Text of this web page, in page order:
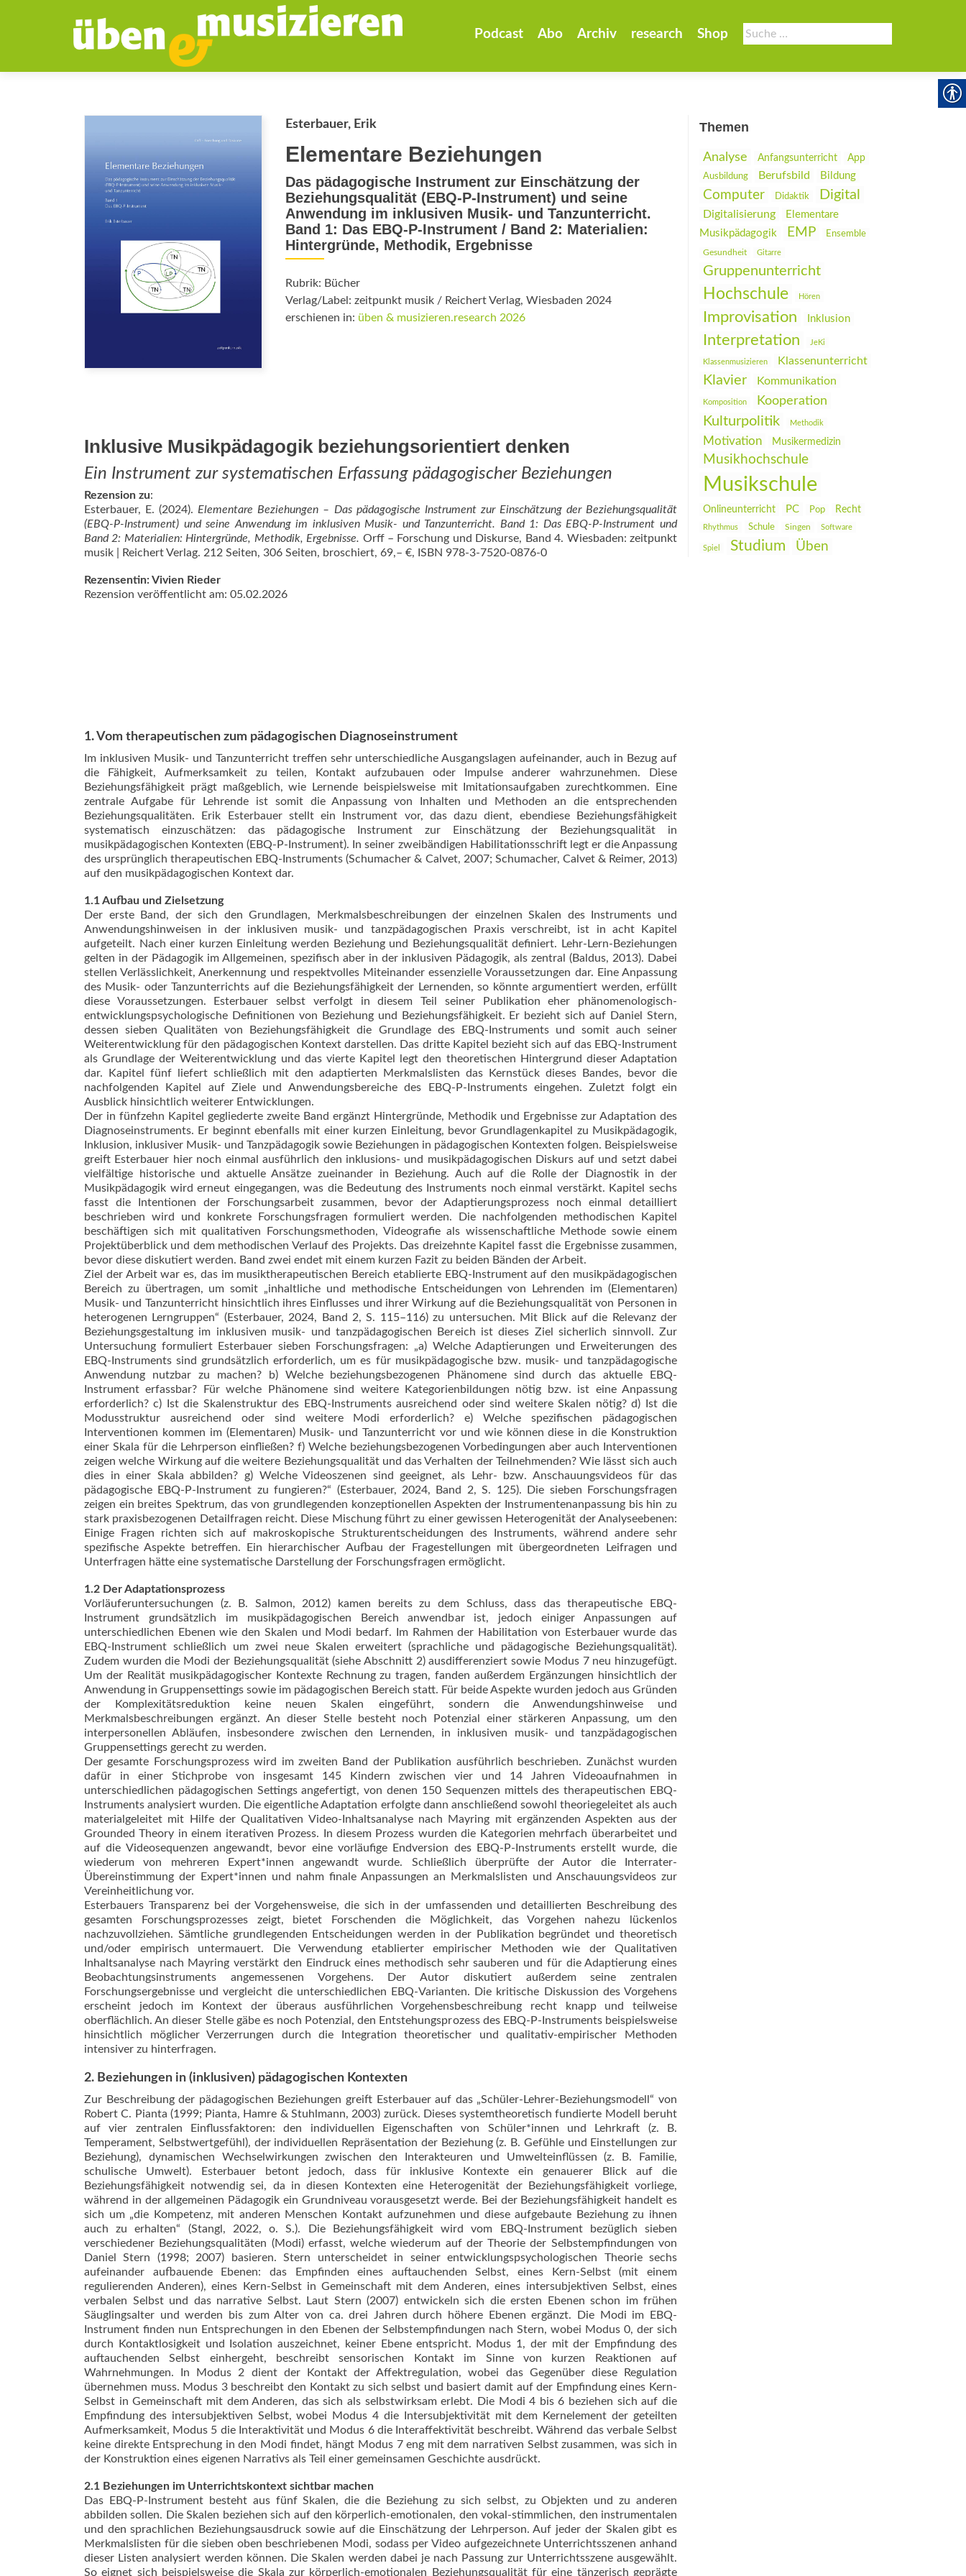
Suche
nach:
Podcast Abo Archiv research Shop
Esterbauer, Erik
Elementare Beziehungen
Das pädagogische Instrument zur Einschätzung der
Beziehungsqualität (EBQ-P-Instrument) und seine
Anwendung im inklusiven Musik- und Tanzunterricht.
Band 1: Das EBQ-P-Instrument / Band 2: Materialien:
Hintergründe, Methodik, Ergebnisse
Rubrik: Bücher
Verlag/Label: zeitpunkt musik / Reichert Verlag, Wiesbaden 2024
erschienen in: üben & musizieren.research 2026
Inklusive Musikpädagogik beziehungsorientiert denken
Ein Instrument zur systematischen Erfassung pädagogischer Beziehungen
Rezension zu:
Esterbauer, E. (2024). Elementare Beziehungen – Das pädagogische Instrument zur Einschätzung der Beziehungsqualität
(EBQ-P-Instrument) und seine Anwendung im inklusiven Musik- und Tanzunterricht. Band 1: Das EBQ-P-Instrument und
Band 2: Materialien: Hintergründe, Methodik, Ergebnisse. Orff – Forschung und Diskurse, Band 4. Wiesbaden: zeitpunkt
musik | Reichert Verlag. 212 Seiten, 306 Seiten, broschiert, 69,– €, ISBN 978-3-7520-0876-0
Rezensentin: Vivien Rieder
Rezension veröffentlicht am: 05.02.2026
1. Vom therapeutischen zum pädagogischen Diagnoseinstrument
Im inklusiven Musik- und Tanzunterricht treffen sehr unterschiedliche Ausgangslagen aufeinander, auch in Bezug auf
die Fähigkeit, Aufmerksamkeit zu teilen, Kontakt aufzubauen oder Impulse anderer wahrzunehmen. Diese
Beziehungsfähigkeit prägt maßgeblich, wie Lernende beispielsweise mit Imitationsaufgaben zurechtkommen. Eine
zentrale Aufgabe für Lehrende ist somit die Anpassung von Inhalten und Methoden an die entsprechenden
Beziehungsqualitäten. Erik Esterbauer stellt ein Instrument vor, das dazu dient, ebendiese Beziehungsfähigkeit
systematisch einzuschätzen: das pädagogische Instrument zur Einschätzung der Beziehungsqualität in
musikpädagogischen Kontexten (EBQ-P-Instrument). In seiner zweibändigen Habilitationsschrift legt er die Anpassung
des ursprünglich therapeutischen EBQ-Instruments (Schumacher & Calvet, 2007; Schumacher, Calvet & Reimer, 2013)
auf den musikpädagogischen Kontext dar.
1.1 Aufbau und Zielsetzung
Der erste Band, der sich den Grundlagen, Merkmalsbeschreibungen der einzelnen Skalen des Instruments und
Anwendungshinweisen in der inklusiven musik- und tanzpädagogischen Praxis verschreibt, ist in acht Kapitel
aufgeteilt. Nach einer kurzen Einleitung werden Beziehung und Beziehungsqualität definiert. Lehr-Lern-Beziehungen
gelten in der Pädagogik im Allgemeinen, spezifisch aber in der inklusiven Pädagogik, als zentral (Baldus, 2013). Dabei
stellen Verlässlichkeit, Anerkennung und respektvolles Miteinander essenzielle Voraussetzungen dar. Eine Anpassung
des Musik- oder Tanzunterrichts auf die Beziehungsfähigkeit der Lernenden, so könnte argumentiert werden, erfüllt
diese Voraussetzungen. Esterbauer selbst verfolgt in diesem Teil seiner Publikation eher phänomenologisch-
entwicklungspsychologische Definitionen von Beziehung und Beziehungsfähigkeit. Er bezieht sich auf Daniel Stern,
dessen sieben Qualitäten von Beziehungsfähigkeit die Grundlage des EBQ-Instruments und somit auch seiner
Weiterentwicklung für den pädagogischen Kontext darstellen. Das dritte Kapitel bezieht sich auf das EBQ-Instrument
als Grundlage der Weiterentwicklung und das vierte Kapitel legt den theoretischen Hintergrund dieser Adaptation
dar. Kapitel fünf liefert schließlich mit den adaptierten Merkmalslisten das Kernstück dieses Bandes, bevor die
nachfolgenden Kapitel auf Ziele und Anwendungsbereiche des EBQ-P-Instruments eingehen. Zuletzt folgt ein
Ausblick hinsichtlich weiterer Entwicklungen.
Der in fünfzehn Kapitel gegliederte zweite Band ergänzt Hintergründe, Methodik und Ergebnisse zur Adaptation des
Diagnoseinstruments. Er beginnt ebenfalls mit einer kurzen Einleitung, bevor Grundlagenkapitel zu Musikpädagogik,
Inklusion, inklusiver Musik- und Tanzpädagogik sowie Beziehungen in pädagogischen Kontexten folgen. Beispielsweise
greift Esterbauer hier noch einmal ausführlich den inklusions- und musikpädagogischen Diskurs auf und setzt dabei
vielfältige historische und aktuelle Ansätze zueinander in Beziehung. Auch auf die Rolle der Diagnostik in der
Musikpädagogik wird erneut eingegangen, was die Bedeutung des Instruments noch einmal verstärkt. Kapitel sechs
fasst die Intentionen der Forschungsarbeit zusammen, bevor der Adaptierungsprozess noch einmal detailliert
beschrieben wird und konkrete Forschungsfragen formuliert werden. Die nachfolgenden methodischen Kapitel
beschäftigen sich mit qualitativen Forschungsmethoden, Videografie als wissenschaftliche Methode sowie einem
Projektüberblick und dem methodischen Verlauf des Projekts. Das dreizehnte Kapitel fasst die Ergebnisse zusammen,
bevor diese diskutiert werden. Band zwei endet mit einem kurzen Fazit zu beiden Bänden der Arbeit.
Ziel der Arbeit war es, das im musiktherapeutischen Bereich etablierte EBQ-Instrument auf den musikpädagogischen
Bereich zu übertragen, um somit „inhaltliche und methodische Entscheidungen von Lehrenden im (Elementaren)
Musik- und Tanzunterricht hinsichtlich ihres Einflusses und ihrer Wirkung auf die Beziehungsqualität von Personen in
heterogenen Lerngruppen“ (Esterbauer, 2024, Band 2, S. 115–116) zu untersuchen. Mit Blick auf die Relevanz der
Beziehungsgestaltung im inklusiven musik- und tanzpädagogischen Bereich ist dieses Ziel sicherlich sinnvoll. Zur
Untersuchung formuliert Esterbauer sieben Forschungsfragen: „a) Welche Adaptierungen und Erweiterungen des
EBQ-Instruments sind grundsätzlich erforderlich, um es für musikpädagogische bzw. musik- und tanzpädagogische
Anwendung nutzbar zu machen? b) Welche beziehungsbezogenen Phänomene sind durch das aktuelle EBQ-
Instrument erfassbar? Für welche Phänomene sind weitere Kategorienbildungen nötig bzw. ist eine Anpassung
erforderlich? c) Ist die Skalenstruktur des EBQ-Instruments ausreichend oder sind weitere Skalen nötig? d) Ist die
Modusstruktur ausreichend oder sind weitere Modi erforderlich? e) Welche spezifischen pädagogischen
Interventionen kommen im (Elementaren) Musik- und Tanzunterricht vor und wie können diese in die Konstruktion
einer Skala für die Lehrperson einfließen? f) Welche beziehungsbezogenen Vorbedingungen aber auch Interventionen
zeigen welche Wirkung auf die weitere Beziehungsqualität und das Verhalten der Teilnehmenden? Wie lässt sich auch
dies in einer Skala abbilden? g) Welche Videoszenen sind geeignet, als Lehr- bzw. Anschauungsvideos für das
pädagogische EBQ-P-Instrument zu fungieren?“ (Esterbauer, 2024, Band 2, S. 125). Die sieben Forschungsfragen
zeigen ein breites Spektrum, das von grundlegenden konzeptionellen Aspekten der Instrumentenanpassung bis hin zu
stark praxisbezogenen Detailfragen reicht. Diese Mischung führt zu einer gewissen Heterogenität der Analyseebenen:
Einige Fragen richten sich auf makroskopische Strukturentscheidungen des Instruments, während andere sehr
spezifische Aspekte betreffen. Ein hierarchischer Aufbau der Fragestellungen mit übergeordneten Leifragen und
Unterfragen hätte eine systematische Darstellung der Forschungsfragen ermöglicht.
1.2 Der Adaptationsprozess
Vorläuferuntersuchungen (z. B. Salmon, 2012) kamen bereits zu dem Schluss, dass das therapeutische EBQ-
Instrument grundsätzlich im musikpädagogischen Bereich anwendbar ist, jedoch einiger Anpassungen auf
unterschiedlichen Ebenen wie den Skalen und Modi bedarf. Im Rahmen der Habilitation von Esterbauer wurde das
EBQ-Instrument schließlich um zwei neue Skalen erweitert (sprachliche und pädagogische Beziehungsqualität).
Zudem wurden die Modi der Beziehungsqualität (siehe Abschnitt 2) ausdifferenziert sowie Modus 7 neu hinzugefügt.
Um der Realität musikpädagogischer Kontexte Rechnung zu tragen, fanden außerdem Ergänzungen hinsichtlich der
Anwendung in Gruppensettings sowie im pädagogischen Bereich statt. Für beide Aspekte wurden jedoch aus Gründen
der Komplexitätsreduktion keine neuen Skalen eingeführt, sondern die Anwendungshinweise und
Merkmalsbeschreibungen ergänzt. An dieser Stelle besteht noch Potenzial einer stärkeren Anpassung, um den
interpersonellen Abläufen, insbesondere zwischen den Lernenden, in inklusiven musik- und tanzpädagogischen
Gruppensettings gerecht zu werden.
Der gesamte Forschungsprozess wird im zweiten Band der Publikation ausführlich beschrieben. Zunächst wurden
dafür in einer Stichprobe von insgesamt 145 Kindern zwischen vier und 14 Jahren Videoaufnahmen in
unterschiedlichen pädagogischen Settings angefertigt, von denen 150 Sequenzen mittels des therapeutischen EBQ-
Instruments analysiert wurden. Die eigentliche Adaptation erfolgte dann anschließend sowohl theoriegeleitet als auch
materialgeleitet mit Hilfe der Qualitativen Video-Inhaltsanalyse nach Mayring mit ergänzenden Aspekten aus der
Grounded Theory in einem iterativen Prozess. In diesem Prozess wurden die Kategorien mehrfach überarbeitet und
auf die Videosequenzen angewandt, bevor eine vorläufige Endversion des EBQ-P-Instruments erstellt wurde, die
wiederum von mehreren Expert*innen angewandt wurde. Schließlich überprüfte der Autor die Interrater-
Übereinstimmung der Expert*innen und nahm finale Anpassungen an Merkmalslisten und Anschauungsvideos zur
Vereinheitlichung vor.
Esterbauers Transparenz bei der Vorgehensweise, die sich in der umfassenden und detaillierten Beschreibung des
gesamten Forschungsprozesses zeigt, bietet Forschenden die Möglichkeit, das Vorgehen nahezu lückenlos
nachzuvollziehen. Sämtliche grundlegenden Entscheidungen werden in der Publikation begründet und theoretisch
und/oder empirisch untermauert. Die Verwendung etablierter empirischer Methoden wie der Qualitativen
Inhaltsanalyse nach Mayring verstärkt den Eindruck eines methodisch sehr sauberen und für die Adaptierung eines
Beobachtungsinstruments angemessenen Vorgehens. Der Autor diskutiert außerdem seine zentralen
Forschungsergebnisse und vergleicht die unterschiedlichen EBQ-Varianten. Die kritische Diskussion des Vorgehens
erscheint jedoch im Kontext der überaus ausführlichen Vorgehensbeschreibung recht knapp und teilweise
oberflächlich. An dieser Stelle gäbe es noch Potenzial, den Entstehungsprozess des EBQ-P-Instruments beispielsweise
hinsichtlich möglicher Verzerrungen durch die Integration theoretischer und qualitativ-empirischer Methoden
intensiver zu hinterfragen.
2. Beziehungen in (inklusiven) pädagogischen Kontexten
Zur Beschreibung der pädagogischen Beziehungen greift Esterbauer auf das „Schüler-Lehrer-Beziehungsmodell“ von
Robert C. Pianta (1999; Pianta, Hamre & Stuhlmann, 2003) zurück. Dieses systemtheoretisch fundierte Modell beruht
auf vier zentralen Einflussfaktoren: den individuellen Eigenschaften von Schüler*innen und Lehrkraft (z. B.
Temperament, Selbstwertgefühl), der individuellen Repräsentation der Beziehung (z. B. Gefühle und Einstellungen zur
Beziehung), dynamischen Wechselwirkungen zwischen den Interakteuren und Umwelteinflüssen (z. B. Familie,
schulische Umwelt). Esterbauer betont jedoch, dass für inklusive Kontexte ein genauerer Blick auf die
Beziehungsfähigkeit notwendig sei, da in diesen Kontexten eine Heterogenität der Beziehungsfähigkeit vorliege,
während in der allgemeinen Pädagogik ein Grundniveau vorausgesetzt werde. Bei der Beziehungsfähigkeit handelt es
sich um „die Kompetenz, mit anderen Menschen Kontakt aufzunehmen und diese aufgebaute Beziehung zu ihnen
auch zu erhalten“ (Stangl, 2022, o. S.). Die Beziehungsfähigkeit wird vom EBQ-Instrument bezüglich sieben
verschiedener Beziehungsqualitäten (Modi) erfasst, welche wiederum auf der Theorie der Selbstempfindungen von
Daniel Stern (1998; 2007) basieren. Stern unterscheidet in seiner entwicklungspsychologischen Theorie sechs
aufeinander aufbauende Ebenen: das Empfinden eines auftauchenden Selbst, eines Kern-Selbst (mit einem
regulierenden Anderen), eines Kern-Selbst in Gemeinschaft mit dem Anderen, eines intersubjektiven Selbst, eines
verbalen Selbst und das narrative Selbst. Laut Stern (2007) entwickeln sich die ersten Ebenen schon im frühen
Säuglingsalter und werden bis zum Alter von ca. drei Jahren durch höhere Ebenen ergänzt. Die Modi im EBQ-
Instrument finden nun Entsprechungen in den Ebenen der Selbstempfindungen nach Stern, wobei Modus 0, der sich
durch Kontaktlosigkeit und Isolation auszeichnet, keiner Ebene entspricht. Modus 1, der mit der Empfindung des
auftauchenden Selbst einhergeht, beschreibt sensorischen Kontakt im Sinne von kurzen Reaktionen auf
Wahrnehmungen. In Modus 2 dient der Kontakt der Affektregulation, wobei das Gegenüber diese Regulation
übernehmen muss. Modus 3 beschreibt den Kontakt zu sich selbst und basiert damit auf der Empfindung eines Kern-
Selbst in Gemeinschaft mit dem Anderen, das sich als selbstwirksam erlebt. Die Modi 4 bis 6 beziehen sich auf die
Empfindung des intersubjektiven Selbst, wobei Modus 4 die Intersubjektivität mit dem Kernelement der geteilten
Aufmerksamkeit, Modus 5 die Interaktivität und Modus 6 die Interaffektivität beschreibt. Während das verbale Selbst
keine direkte Entsprechung in den Modi findet, hängt Modus 7 eng mit dem narrativen Selbst zusammen, was sich in
der Konstruktion eines eigenen Narrativs als Teil einer gemeinsamen Geschichte ausdrückt.
2.1 Beziehungen im Unterrichtskontext sichtbar machen
Das EBQ-P-Instrument besteht aus fünf Skalen, die die Beziehung zu sich selbst, zu Objekten und zu anderen
abbilden sollen. Die Skalen beziehen sich auf den körperlich-emotionalen, den vokal-stimmlichen, den instrumentalen
und den sprachlichen Beziehungsausdruck sowie auf die Einschätzung der Lehrperson. Auf jeder der Skalen gibt es
Merkmalslisten für die sieben oben beschriebenen Modi, sodass per Video aufgezeichnete Unterrichtsszenen anhand
dieser Listen analysiert werden können. Die Skalen werden dabei je nach Passung zur Unterrichtsszene ausgewählt.
So eignet sich beispielsweise die Skala zur körperlich-emotionalen Beziehungsqualität für eine tänzerisch geprägte
Themen
Analyse Anfangsunterricht
App
Ausbildung
Berufsbild Bildung
Computer Didaktik Digital
Digitalisierung
Elementare
Musikpädagogik
EMP Ensemble
Gesundheit Gitarre
Gruppenunterricht
Hochschule Hören
Improvisation Inklusion
Interpretation JeKi
Klassenmusizieren Klassenunterricht
Klavier Kommunikation
Komposition Kooperation
Kulturpolitik Methodik
Motivation Musikermedizin
Musikhochschule
Musikschule
Onlineunterricht PC Pop Recht
Rhythmus Schule Singen Software
Spiel Studium Üben